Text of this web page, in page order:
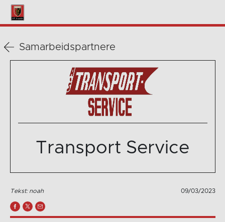
Samarbeidspartnere
Transport Service
Tekst: noah 09/03/2023